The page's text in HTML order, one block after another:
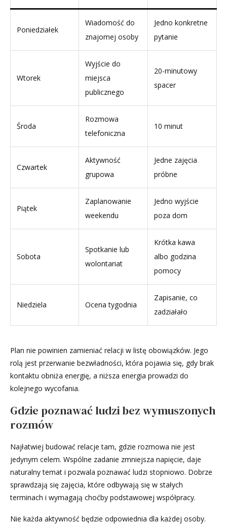
Poniedziałek
Wiadomość do
znajomej osoby
Jedno konkretne
pytanie
Wtorek
Wyjście do
miejsca
publicznego
20-minutowy
spacer
Środa
Rozmowa
telefoniczna
10 minut
Czwartek
Aktywność
grupowa
Jedne zajęcia
próbne
Piątek
Zaplanowanie
weekendu
Jedno wyjście
poza dom
Sobota
Spotkanie lub
wolontariat
Krótka kawa
albo godzina
pomocy
Niedziela Ocena tygodnia
Zapisanie, co
zadziałało
Plan nie powinien zamieniać relacji w listę obowiązków. Jego
rolą jest przerwanie bezwładności, która pojawia się, gdy brak
kontaktu obniża energię, a niższa energia prowadzi do
kolejnego wycofania.
Gdzie poznawać ludzi bez wymuszonych
rozmów
Najłatwiej budować relacje tam, gdzie rozmowa nie jest
jedynym celem. Wspólne zadanie zmniejsza napięcie, daje
naturalny temat i pozwala poznawać ludzi stopniowo. Dobrze
sprawdzają się zajęcia, które odbywają się w stałych
terminach i wymagają choćby podstawowej współpracy.
Nie każda aktywność będzie odpowiednia dla każdej osoby.